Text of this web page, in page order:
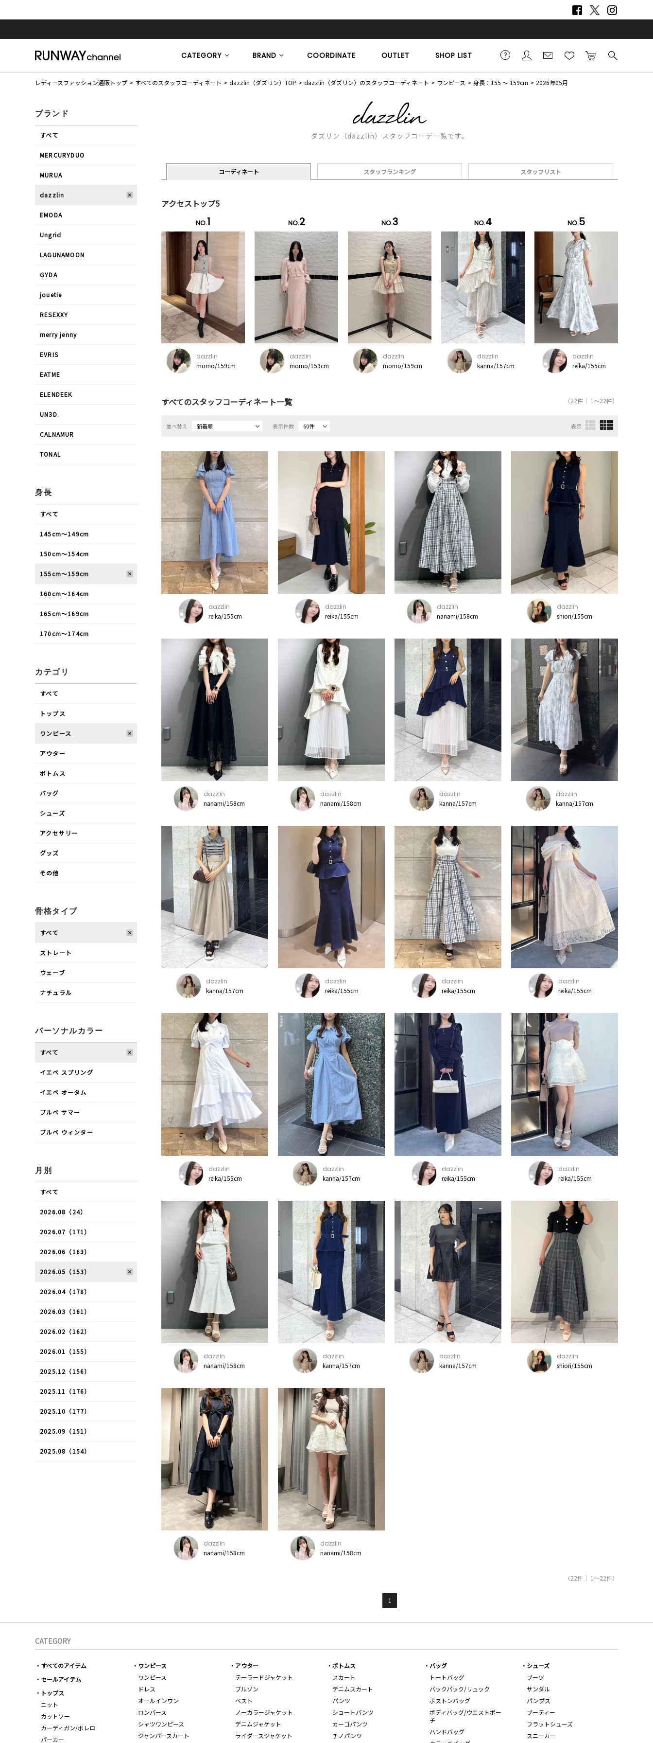
CATEGORY BRAND COORDINATE OUTLET SHOP LIST
レディースファッション通販トップ すべてのスタッフコーディネート dazzlin（ダズリン）TOP dazzlin（ダズリン）のスタッフコーディネート ワンピース 身長：155 ～ 159cm 2026年05月
ダズリン（dazzlin）スタッフコーデ一覧です。
コーディネート スタッフランキング スタッフリスト
アクセストップ5
NO.1
dazzlin
momo/159cm
NO.2
dazzlin
momo/159cm
NO.3
dazzlin
momo/159cm
NO.4
dazzlin
kanna/157cm
NO.5
dazzlin
reika/155cm
すべてのスタッフコーディネート一覧 （22件｜ 1～22件）
並べ替え 新着順 表示件数 60件 表示
dazzlin
reika/155cm
dazzlin
reika/155cm
dazzlin
nanami/158cm
dazzlin
shiori/155cm
dazzlin
nanami/158cm
dazzlin
nanami/158cm
dazzlin
kanna/157cm
dazzlin
kanna/157cm
dazzlin
kanna/157cm
dazzlin
reika/155cm
dazzlin
reika/155cm
dazzlin
reika/155cm
dazzlin
reika/155cm
dazzlin
kanna/157cm
dazzlin
reika/155cm
dazzlin
reika/155cm
dazzlin
nanami/158cm
dazzlin
kanna/157cm
dazzlin
kanna/157cm
dazzlin
shiori/155cm
dazzlin
nanami/158cm
dazzlin
nanami/158cm
（22件｜ 1～22件）
1
ブランド
すべて
MERCURYDUO
MURUA
dazzlin
EMODA
Ungrid
LAGUNAMOON
GYDA
jouetie
RESEXXY
merry jenny
EVRIS
EATME
ELENDEEK
UN3D.
CALNAMUR
TONAL
身長
すべて
145cm〜149cm
150cm〜154cm
155cm〜159cm
160cm〜164cm
165cm〜169cm
170cm〜174cm
カテゴリ
すべて
トップス
ワンピース
アウター
ボトムス
バッグ
シューズ
アクセサリー
グッズ
その他
骨格タイプ
すべて
ストレート
ウェーブ
ナチュラル
パーソナルカラー
すべて
イエベ スプリング
イエベ オータム
ブルべ サマー
ブルべ ウィンター
月別
すべて
2026.08（24）
2026.07（171）
2026.06（163）
2026.05（153）
2026.04（178）
2026.03（161）
2026.02（162）
2026.01（155）
2025.12（156）
2025.11（176）
2025.10（177）
2025.09（151）
2025.08（154）
CATEGORY
すべてのアイテム
セールアイテム
トップス
ニット
カットソー
カーディガン/ボレロ
パーカー
ワンピース
ワンピース
ドレス
オールインワン
ロンパース
シャツワンピース
ジャンパースカート
アウター
テーラードジャケット
ブルゾン
ベスト
ノーカラージャケット
デニムジャケット
ライダースジャケット
ボトムス
スカート
デニムスカート
パンツ
ショートパンツ
カーゴパンツ
チノパンツ
バッグ
トートバッグ
バックパック/リュック
ボストンバッグ
ボディバッグ/ウエストポー
チ
ハンドバッグ
シューズ
ブーツ
サンダル
パンプス
ブーティー
フラットシューズ
スニーカー